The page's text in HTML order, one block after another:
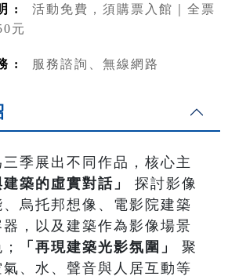
:
活動免費，須購票入館｜全票
元
: 服務諮詢、無線網路
三季展出不同作品，核心主
建築的虛實對話」
探討影像
烏托邦想像、電影院建築
，以及建築作為影像場景
「再現建築光影氛圍」
聚
、水、聲音與人居互動等